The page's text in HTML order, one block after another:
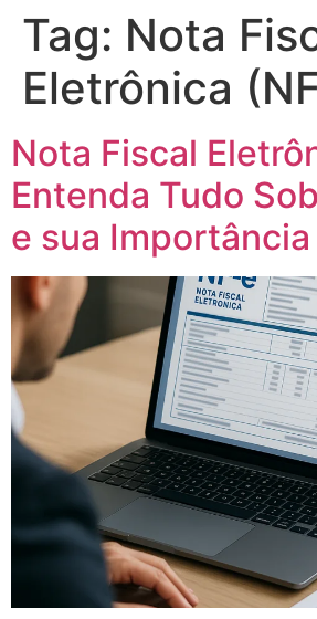
Tag: Nota
Eletrônica
Nota Fiscal
Entenda Tudo
e sua Importância